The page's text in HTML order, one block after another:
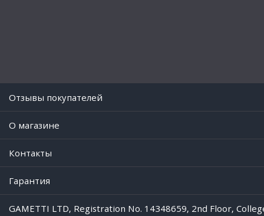
Отзывы покупателей
O магазине
Контакты
Гарантия
GAMETTI LTD, Registration No. 14348659, 2nd Floor,